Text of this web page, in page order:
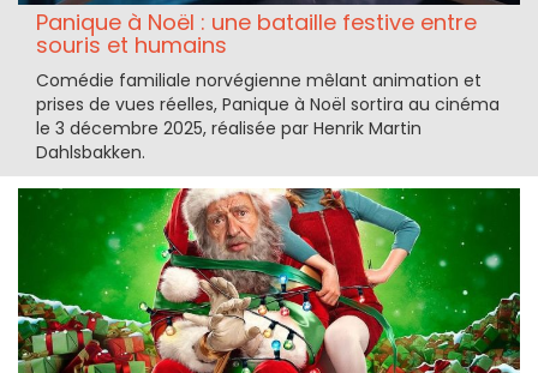
Panique à Noël : une bataille festive entre
souris et humains
Comédie familiale norvégienne mêlant animation et
prises de vues réelles, Panique à Noël sortira au cinéma
le 3 décembre 2025, réalisée par Henrik Martin
Dahlsbakken.